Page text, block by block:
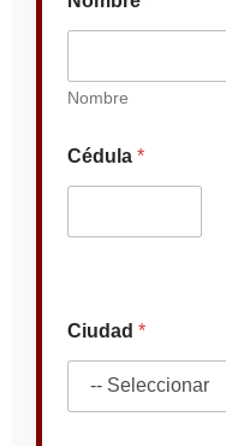
Nombre
Cédula *
Ciudad *